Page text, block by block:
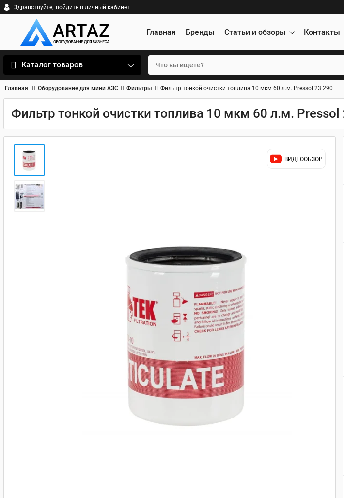
Здравствуйте, войдите в личный кабинет
Главная Бренды Статьи и обзоры Контакты
Каталог товаров
Главная Оборудование для мини АЗС Фильтры Фильтр тонкой очистки топлива 10 мкм 60 л.м. Pressol 23 290
Фильтр тонкой очистки топлива 10 мкм 60 л.м. Pressol
ВИДЕООБЗОР